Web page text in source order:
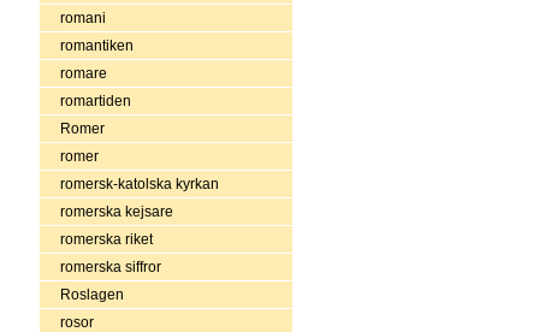
romani
romantiken
romare
romartiden
Romer
romer
romersk-katolska kyrkan
romerska kejsare
romerska riket
romerska siffror
Roslagen
rosor